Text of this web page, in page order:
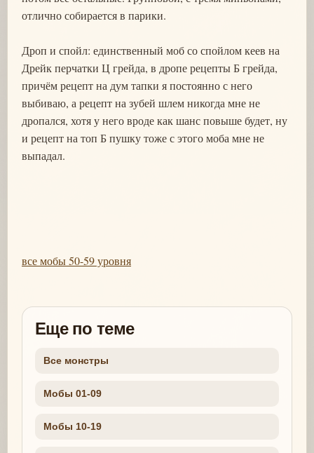
отлично собирается в парики.
Дроп и спойл: единственный моб со спойлом кеев на
Дрейк перчатки Ц грейда, в дропе рецепты Б грейда,
причём рецепт на дум тапки я постоянно с него
выбиваю, а рецепт на зубей шлем никогда мне не
дропался, хотя у него вроде как шанс повыше будет, ну
и рецепт на топ Б пушку тоже с этого моба мне не
выпадал.
все мобы 50-59 уровня
Еще по теме
Все монстры
Мобы 01-09
Мобы 10-19